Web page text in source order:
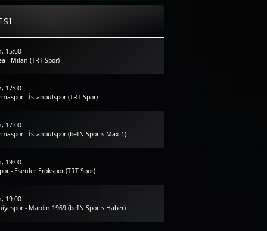
15:00
- Milan (TRT Spor)
17:00
- İstanbulspor (TRT Spor)
17:00
- İstanbulspor (beIN Sports Max 1)
19:00
- Esenler Erokspor (TRT Spor)
19:00
- Mardin 1969 (beIN Sports Haber)